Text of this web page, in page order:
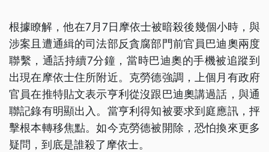
根據瞭解，他在7月7日摩依士被暗殺後幾個小時，與
涉案且遭通緝的司法部反貪腐部門前官員巴迪奧兩度
聯繫，通話持續7分鐘，當時巴迪奧的手機被追蹤到
出現在摩依士住所附近。克勞德強調，上個月有政府
官員在推特貼文表示亨利從沒跟巴迪奧講過話，與通
聯記錄有明顯出入。當亨利得知被要求到庭應訊，抨
擊根本轉移焦點。如今克勞德被開除，恐怕換來更多
疑問，到底是誰殺了摩依士。